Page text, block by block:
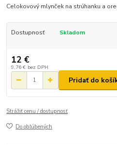
Celokovový mlynček na strúhanku a
Dostupnosť Skladom
12 €
9,76 € bez DPH
Pridať do
Strážiť cenu / dostupnosť
Do obľúbených